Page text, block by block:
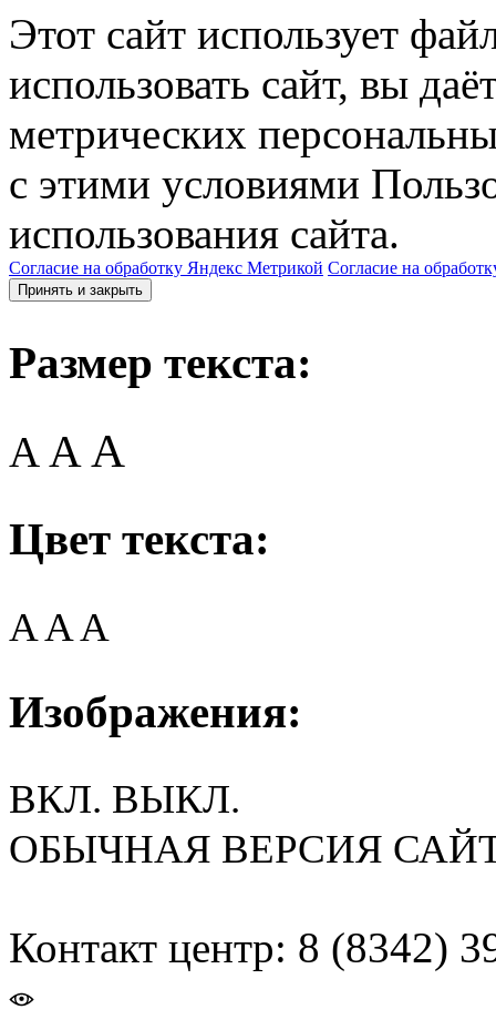
Этот сайт использует
использовать сайт, вы
метрических
с этими условиями
использования сайта.
Согласие на обработку Яндекс Метрикой Согласие на
Принять и закрыть
Размер текста:
A AA
Цвет текста:
AAA
Изображения:
ВКЛ. ВЫКЛ.
ОБЫЧНАЯ ВЕРСИЯ
Контакт центр: 8 (8342)